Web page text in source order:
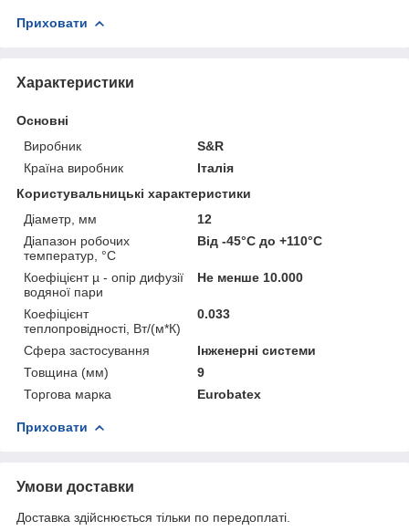
Приховати
Характеристики
Основні
Виробник
S&R
Країна виробник
Італія
Користувальницькі характеристики
Діаметр, мм
12
Діапазон робочих
температур, °С
Від -45°С до +110°С
Коефіцієнт µ - опір дифузії
водяної пари
Не менше 10.000
Коефіцієнт
теплопровідності, Вт/(м*К)
0.033
Сфера застосування
Інженерні системи
Товщина (мм)
9
Торгова марка
Eurobatex
Приховати
Умови доставки
Доставка здійснюється тільки по передоплаті.